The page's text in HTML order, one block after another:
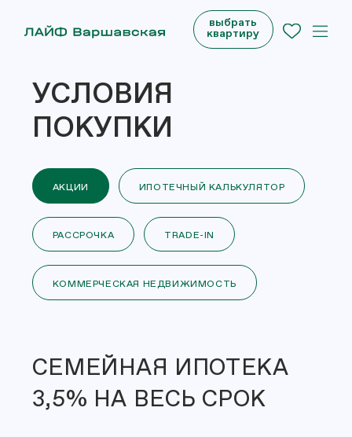
УСЛОВИЯ
ПОКУПКИ
АКЦИИ ИПОТЕЧНЫЙ КАЛЬКУЛЯТОР
РАССРОЧКА TRADE-IN
КОММЕРЧЕСКАЯ НЕДВИЖИМОСТЬ
СЕМЕЙНАЯ ИПОТЕКА
3,5% НА ВЕСЬ СРОК
выбрать
квартиру